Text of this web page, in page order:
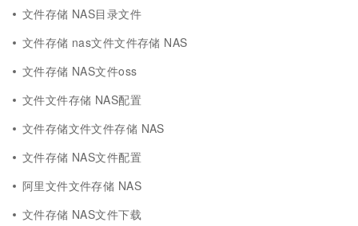
文件存储 NAS目录文件
文件存储 nas文件文件存储 NAS
文件存储 NAS文件oss
文件文件存储 NAS配置
文件存储文件文件存储 NAS
文件存储 NAS文件配置
阿里文件文件存储 NAS
文件存储 NAS文件下载